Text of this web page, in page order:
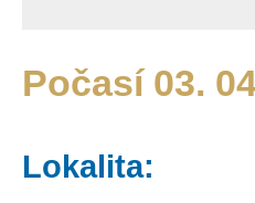
Počasí 03.
Lokalita: